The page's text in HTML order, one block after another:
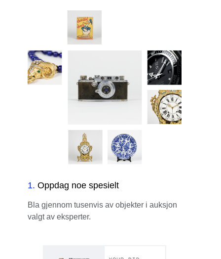
1. Oppdag noe spesielt
Bla gjennom tusenvis av objekter i auksjon
valgt av eksperter.